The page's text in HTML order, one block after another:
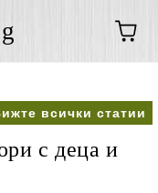
всички статии
с деца и